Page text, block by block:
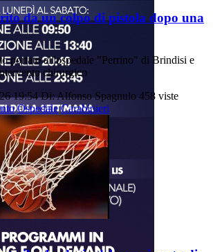
da un colpo di pistola dopo una
portato all'ospedale "Perrino" di Brindisi e
chirurgico
19:54 Di: Alfonso Spagnulo 458 viste
Ospedale Carabinieri